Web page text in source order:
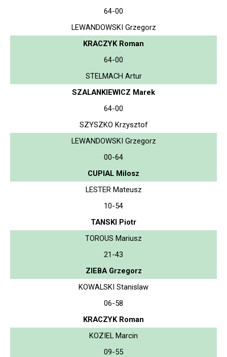
64-00
LEWANDOWSKI Grzegorz
KRACZYK Roman
64-00
STELMACH Artur
SZALANKIEWICZ Marek
64-00
SZYSZKO Krzysztof
LEWANDOWSKI Grzegorz
00-64
CUPIAL Milosz
LESTER Mateusz
10-54
TANSKI Piotr
TOROUS Mariusz
21-43
ZIEBA Grzegorz
KOWALSKI Stanislaw
06-58
KRACZYK Roman
KOZIEL Marcin
09-55